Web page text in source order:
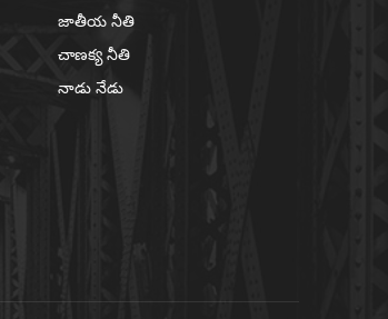
జాతీయ నీతి
చాణక్య నీతి
నాడు నేడు